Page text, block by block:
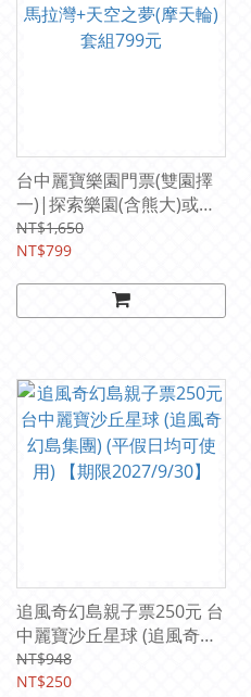
台中麗寶樂園門票(雙園擇
一)|探索樂園(含熊大)或馬
拉灣+天空之夢(摩天輪)套
組799元
NT$1,650
NT$799
追風奇幻島親子票250元 台
中麗寶沙丘星球 (追風奇幻
島集團) (平假日均可使用)
【期限2027/9/30】
NT$948
NT$250